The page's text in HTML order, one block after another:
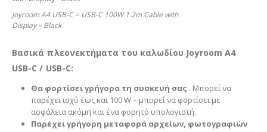
Joyroom A4 USB-C = USB-C 100W 1.2m Cable with
Display – Black
Βασικά πλεονεκτήματα του καλωδίου Joyroom A4
USB-C / USB-C:
Θα φορτίσει γρήγορα τη συσκευή σας . Μπορεί να
παρέχει ισχύ έως και 100 W – μπορεί να φορτίσει με
ασφάλεια ακόμη και ένα φορητό υπολογιστή.
Παρέχει γρήγορη μεταφορά αρχείων, φωτογραφιών